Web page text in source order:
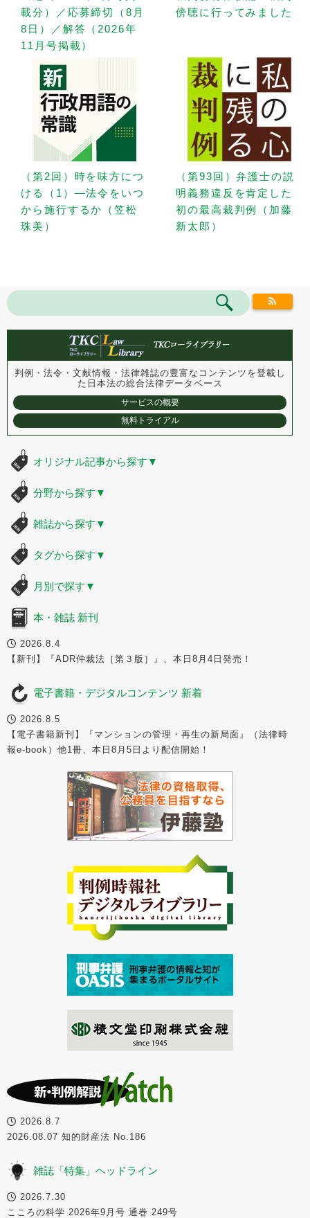
載分）／応募締切（8月
8日）／解答（2026年
11月号掲載）
傍聴に行ってみました
（第2回）時を味方につ
ける（1）—法令をいつ
から施行するか（笠松
珠美）
（第93回）弁護士の説
明義務違反を肯定した
初の最高裁判例（加藤
新太郎）
判例・法令・文献情報・法律雑誌の豊富なコンテンツを登載し
た 日本法の総合法律データベース
サービスの概要
無料トライアル
オリジナル記事から探す ▼
分野から探す ▼
雑誌から探す ▼
タグから探す ▼
月別で探す ▼
本・雑誌 新刊
2026.8.4
【新刊】『ADR仲裁法［第３版］』、本日8月4日発売！
電子書籍・デジタルコンテンツ 新着
2026.8.5
【電子書籍新刊】『マンションの管理・再生の新局面』（法律時
報e-book）他1冊、本日8月5日より配信開始！
2026.8.7
2026.08.07 知的財産法 No.186
雑誌「特集」ヘッドライン
2026.7.30
こころの科学 2026年9月号 通巻 249号